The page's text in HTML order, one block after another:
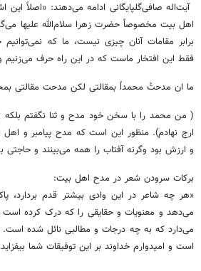
آیت‌اله صافی‌گلپایگانی ادامه می‌دهند: «اصلاً
اهل بیت مخصوصاً ‏حضرت زهرا سلام‌الله علیها
برابر مقامات آنان چیزی نیست، ما که
فقط این افتخار ماست که در این راه حرف می‌زنیم
ما ان مدحتُ محمداً بمقالتی لکن مدحت مقالتی
‏( من محمد را با سخن خود مدح و ثنا نگفتم بلکه
ارج نهادم). منظور این ‏است که مدح پیامبر و
و ارزش بود وگرنه آفتاب را همه می‌بینند و
برکات سرودن شعر در مدح اهل بیت: ‏
‏«هر چه شاعر در این وادی بیشتر قدم بردارد،
می‌دهد و معنویات و ‏حقایقی را که درک کرده
می‌دارد که به چه درجات و مطالبی نائل شده ‏است.
است و امیدوارم خداوند بر این توفیقات شما